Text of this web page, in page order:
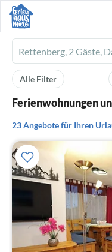
Ferienhausmiete
logo
Alle Filter
Ferienwohnungen
23 Angebote für Ihren